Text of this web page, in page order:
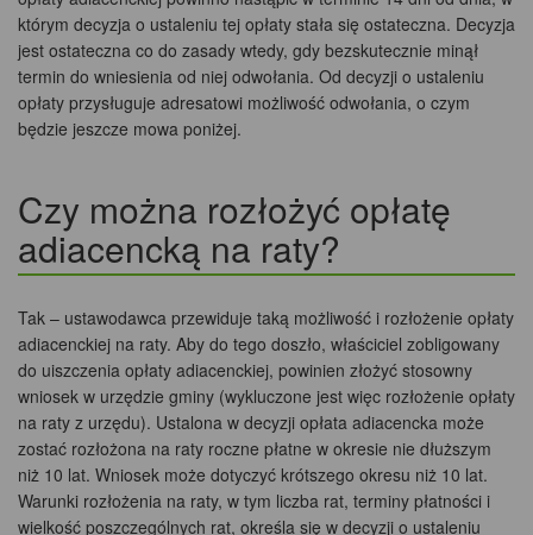
którym decyzja o ustaleniu tej opłaty stała się ostateczna. Decyzja
jest ostateczna co do zasady wtedy, gdy bezskutecznie minął
termin do wniesienia od niej odwołania. Od decyzji o ustaleniu
opłaty przysługuje adresatowi możliwość odwołania, o czym
będzie jeszcze mowa poniżej.
Czy można rozłożyć opłatę
adiacencką na raty?
Tak – ustawodawca przewiduje taką możliwość i rozłożenie opłaty
adiacenckiej na raty. Aby do tego doszło, właściciel zobligowany
do uiszczenia opłaty adiacenckiej, powinien złożyć stosowny
wniosek w urzędzie gminy (wykluczone jest więc rozłożenie opłaty
na raty z urzędu). Ustalona w decyzji opłata adiacencka może
zostać rozłożona na raty roczne płatne w okresie nie dłuższym
niż 10 lat. Wniosek może dotyczyć krótszego okresu niż 10 lat.
Warunki rozłożenia na raty, w tym liczba rat, terminy płatności i
wielkość poszczególnych rat, określa się w decyzji o ustaleniu